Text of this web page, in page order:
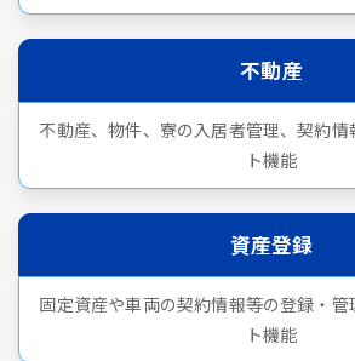
不動産
不動産、物件、寮の入居者管理、契約情
ト機能
資産登録
固定資産や車両の契約情報等の登録・管
ト機能